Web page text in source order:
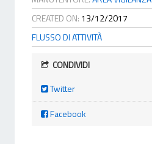
CREATED ON: 13/12/2017
FLUSSO DI ATTIVITÀ
CONDIVIDI
Twitter
Facebook